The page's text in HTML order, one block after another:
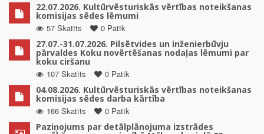
22.07.2026. Kultūrvēsturiskās vērtības noteikšanas
komisijas sēdes lēmumi
57 Skatīts
0 Patīk
27.07.-31.07.2026. Pilsētvides un inženierbūvju
pārvaldes Koku novērtēšanas nodaļas lēmumi par
koku ciršanu
107 Skatīts
0 Patīk
04.08.2026. Kultūrvēsturiskās vērtības noteikšanas
komisijas sēdes darba kārtība
166 Skatīts
0 Patīk
Paziņojums par detālplānojuma izstrādes